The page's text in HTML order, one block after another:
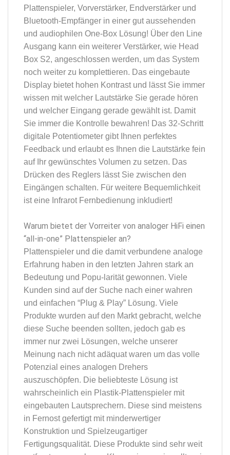
Plattenspieler, Vorverstärker, Endverstärker und
Bluetooth-Empfänger in einer gut aussehenden
und audiophilen One-Box Lösung! Über den Line
Ausgang kann ein weiterer Verstärker, wie Head
Box S2, angeschlossen werden, um das System
noch weiter zu komplettieren. Das eingebaute
Display bietet hohen Kontrast und lässt Sie immer
wissen mit welcher Lautstärke Sie gerade hören
und welcher Eingang gerade gewählt ist. Damit
Sie immer die Kontrolle bewahren! Das 32-Schritt
digitale Potentiometer gibt Ihnen perfektes
Feedback und erlaubt es Ihnen die Lautstärke fein
auf Ihr gewünschtes Volumen zu setzen. Das
Drücken des Reglers lässt Sie zwischen den
Eingängen schalten. Für weitere Bequemlichkeit
ist eine Infrarot Fernbedienung inkludiert!
Warum bietet der Vorreiter von analoger HiFi einen
“all-in-one” Plattenspieler an?
Plattenspieler und die damit verbundene analoge
Erfahrung haben in den letzten Jahren stark an
Bedeutung und Popu-larität gewonnen. Viele
Kunden sind auf der Suche nach einer wahren
und einfachen “Plug & Play” Lösung. Viele
Produkte wurden auf den Markt gebracht, welche
diese Suche beenden sollten, jedoch gab es
immer nur zwei Lösungen, welche unserer
Meinung nach nicht adäquat waren um das volle
Potenzial eines analogen Drehers
auszuschöpfen. Die beliebteste Lösung ist
wahrscheinlich ein Plastik-Plattenspieler mit
eingebauten Lautsprechern. Diese sind meistens
in Fernost gefertigt mit minderwertiger
Konstruktion und Spielzeugartiger
Fertigungsqualität. Diese Produkte sind sehr weit